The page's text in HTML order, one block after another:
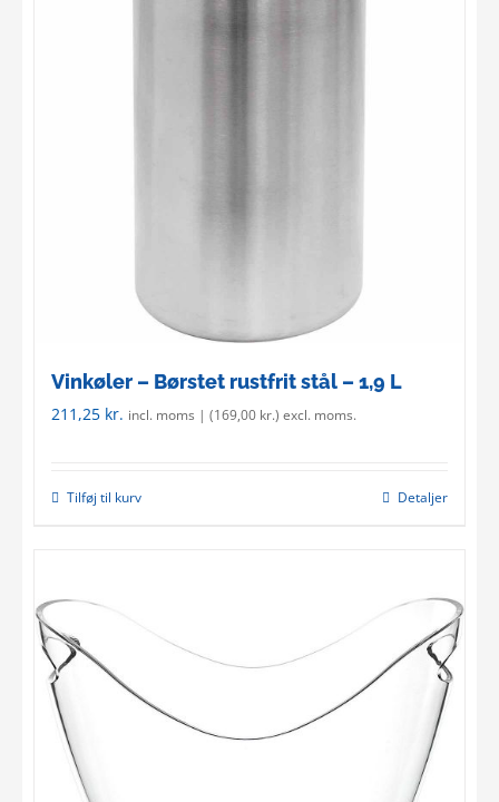
Vinkøler – Børstet rustfrit stål – 1,9 L
211,25 kr. incl. moms | (169,00 kr.) excl. moms.
Tilføj til kurv Detaljer